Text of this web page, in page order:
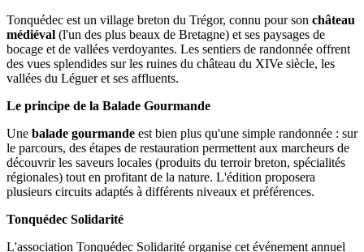
Tonquédec est un village breton du Trégor, connu pour son château
médiéval (l'un des plus beaux de Bretagne) et ses paysages de
bocage et de vallées verdoyantes. Les sentiers de randonnée offrent
des vues splendides sur les ruines du château du XIVe siècle, les
vallées du Léguer et ses affluents.
Le principe de la Balade Gourmande
Une balade gourmande est bien plus qu'une simple randonnée : sur
le parcours, des étapes de restauration permettent aux marcheurs de
découvrir les saveurs locales (produits du terroir breton, spécialités
régionales) tout en profitant de la nature. L'édition proposera
plusieurs circuits adaptés à différents niveaux et préférences.
Tonquédec Solidarité
L'association Tonquédec Solidarité organise cet événement annuel